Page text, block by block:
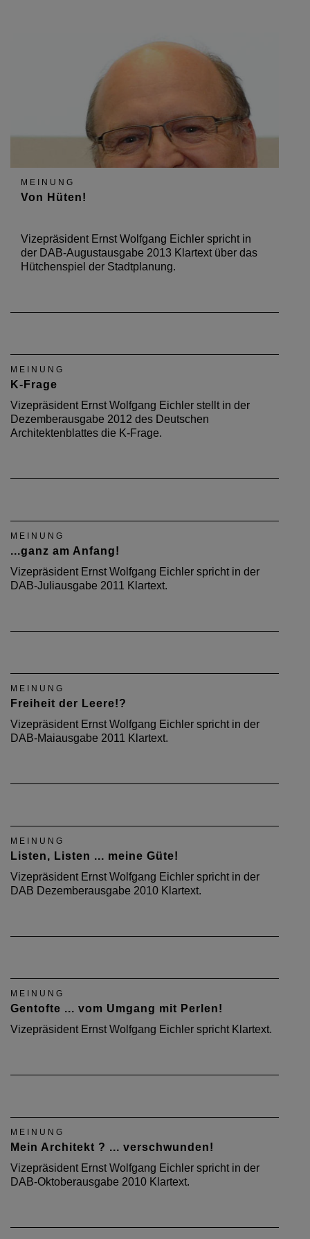
MEINUNG
Von Hüten!
Vizepräsident Ernst Wolfgang Eichler spricht in
der DAB-Augustausgabe 2013 Klartext über das
Hütchenspiel der Stadtplanung.
MEINUNG
K-Frage
Vizepräsident Ernst Wolfgang Eichler stellt in der
Dezemberausgabe 2012 des Deutschen
Architektenblattes die K-Frage.
MEINUNG
...ganz am Anfang!
Vizepräsident Ernst Wolfgang Eichler spricht in der
DAB-Juliausgabe 2011 Klartext.
MEINUNG
Freiheit der Leere!?
Vizepräsident Ernst Wolfgang Eichler spricht in der
DAB-Maiausgabe 2011 Klartext.
MEINUNG
Listen, Listen ... meine Güte!
Vizepräsident Ernst Wolfgang Eichler spricht in der
DAB Dezemberausgabe 2010 Klartext.
MEINUNG
Gentofte ... vom Umgang mit Perlen!
Vizepräsident Ernst Wolfgang Eichler spricht Klartext.
MEINUNG
Mein Architekt ? ... verschwunden!
Vizepräsident Ernst Wolfgang Eichler spricht in der
DAB-Oktoberausgabe 2010 Klartext.